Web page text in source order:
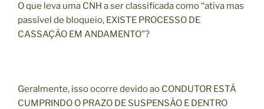
O que leva uma CNH a ser classificada como “ativa mas
passível de bloqueio, EXISTE PROCESSO DE
CASSAÇÃO EM ANDAMENTO”?
Geralmente, isso ocorre devido ao CONDUTOR ESTÁ
CUMPRINDO O PRAZO DE SUSPENSÃO E DENTRO